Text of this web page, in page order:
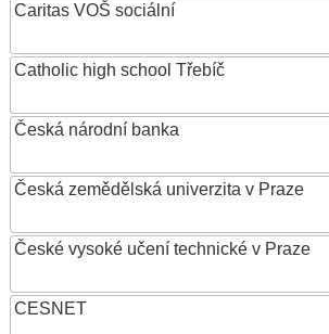
Caritas VOŠ sociální
Catholic high school Třebíč
Česká národní banka
Česká zemědělská univerzita v Praze
České vysoké učení technické v Praze
CESNET